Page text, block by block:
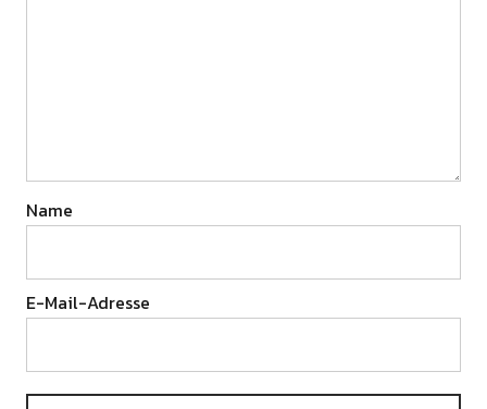
Name
E-Mail-Adresse